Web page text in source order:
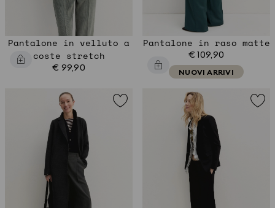
Pantalone in velluto a
coste stretch
€ 99,90
Pantalone in raso matte
€ 109,90
NUOVI ARRIVI